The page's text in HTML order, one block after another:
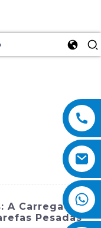
A Carregadeira
Pesadas